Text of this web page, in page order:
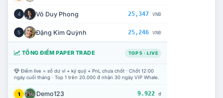
4 Võ Duy Phong 25,347 VNĐ
5 Đặng Kim Quỳnh 25,246 VNĐ
TỔNG ĐIỂM PAPER TRADE TOP 5 · LIVE
Điểm live = số dư ví + ký quỹ + PnL chưa chốt · Chốt 12:00
ngày cuối tháng · Top 1 trên 20.000 đ nhận 30 ngày VIP Whale.
1 Demo123 9.922 đ